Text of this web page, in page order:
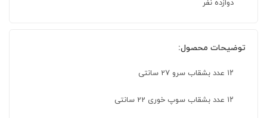
دوازده نفر
توضیحات محصول:
۱۲ عدد بشقاب سرو 27 سانتی
۱۲ عدد بشقاب سوپ خوری 22 سانتی